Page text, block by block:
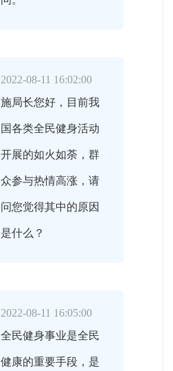
2022-08-11 16:02:00
施局长您好，目前我
国各类全民健身活动
开展的如火如荼，群
众参与热情高涨，请
问您觉得其中的原因
是什么？
2022-08-11 16:05:00
全民健身事业是全民
健康的重要手段，是